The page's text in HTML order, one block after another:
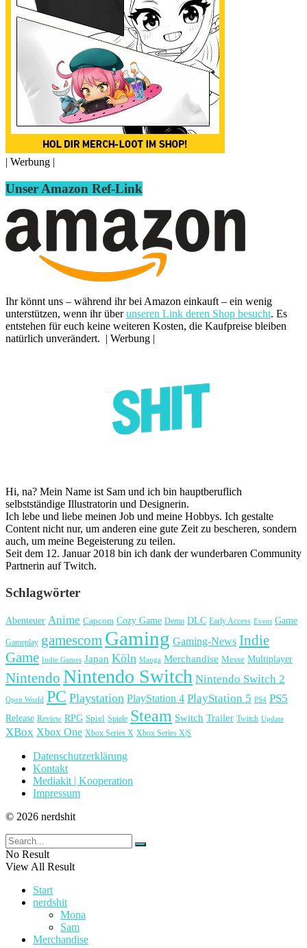
| Werbung |
Unser Amazon Ref-Link
Ihr könnt uns – während ihr bei Amazon einkauft – ein wenig
unterstützen, wenn ihr überunseren Link deren Shop besucht. Es
entstehen für euch keine weiteren Kosten, die Kaufpreise bleiben
natürlich unverändert. | Werbung |
Hi, na? Mein Name ist Sam und ich bin hauptberuflich
selbstständige Illustratorin und Designerin.
Ich lebe und liebe meinen Job und meine Hobbys. Ich gestalte
Content nicht nur, um anderen eine gute Zeit zu bescheren, sondern
auch, um meine Begeisterung zu teilen.
Seit dem 12. Januar 2018 bin ich dank der wunderbaren Community
Partnerin auf Twitch.
Schlagwörter
Abenteuer Anime Capcom Cozy Game Demo DLC Early Access Event Game
Gameplay gamescom Gaming Gaming-News Indie
Game Indie Games Japan Köln Manga Merchandise Messe Multiplayer
Nintendo Nintendo Switch Nintendo Switch 2
Open World PC Playstation PlayStation 4 PlayStation 5 PS4 PS5
Release Review RPG Spiel Spiele Steam Switch Trailer Twitch Update
XBox Xbox One Xbox Series X Xbox Series X|S
Datenschutzerklärung
Kontakt
Mediakit | Kooperation
Impressum
© 2026 nerdshit
No Result
View All Result
Start
nerdshit
Mona
Sam
Merchandise